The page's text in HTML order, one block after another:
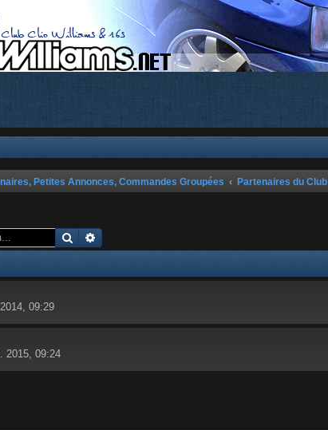
Petites Annonces, Commandes Groupées Partenaires du Club
Rechercher
09:29
2015, 09:24